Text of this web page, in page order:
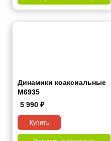
Динамики коаксиальные
M6935
5 990 ₽
Купить